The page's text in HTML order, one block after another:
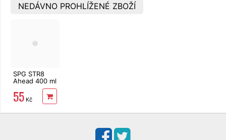
NEDÁVNO PROHLÍŽENÉ ZBOŽÍ
SPG STR8
Ahead 400 ml
55 Kč